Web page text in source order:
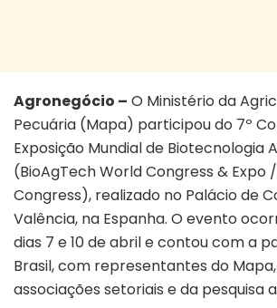
Agronegócio – O Ministério da
Pecuária (Mapa) participou do 7º
Exposição Mundial de Biotecnologia
(BioAgTech World Congress & Expo
Congress), realizado no Palácio de
Valência, na Espanha. O evento
dias 7 e 10 de abril e contou com a
Brasil, com representantes do
associações setoriais e da pesquisa